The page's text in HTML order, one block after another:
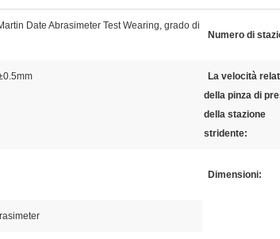
Date Abrasimeter Test Wearing, grado di
Numero di
La velocità
della pinza di
della stazione
stridente:
Dimensioni: